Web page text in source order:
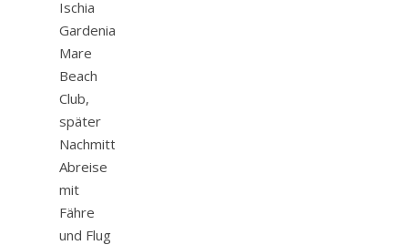
Ischia
Gardenia
Mare
Beach
Club,
später
Nachmittag
Abreise
mit
Fähre
und Flug